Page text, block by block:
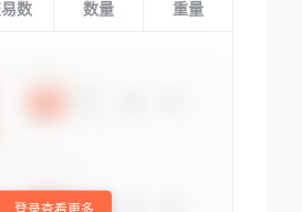
数 数量 重量
登录查看更多